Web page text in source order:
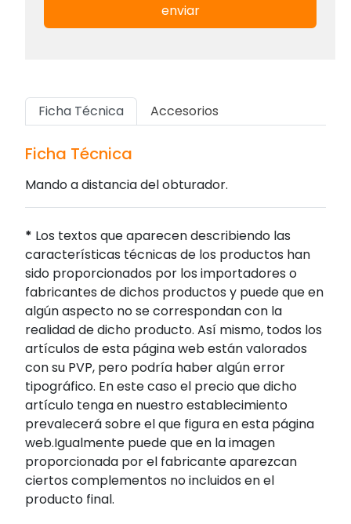
enviar
Ficha Técnica Accesorios
Ficha Técnica
Mando a distancia del obturador.
* Los textos que aparecen describiendo las
características técnicas de los productos han
sido proporcionados por los importadores o
fabricantes de dichos productos y puede que en
algún aspecto no se correspondan con la
realidad de dicho producto. Así mismo, todos los
artículos de esta página web están valorados
con su PVP, pero podría haber algún error
tipográfico. En este caso el precio que dicho
artículo tenga en nuestro establecimiento
prevalecerá sobre el que figura en esta página
web.Igualmente puede que en la imagen
proporcionada por el fabricante aparezcan
ciertos complementos no incluidos en el
producto final.